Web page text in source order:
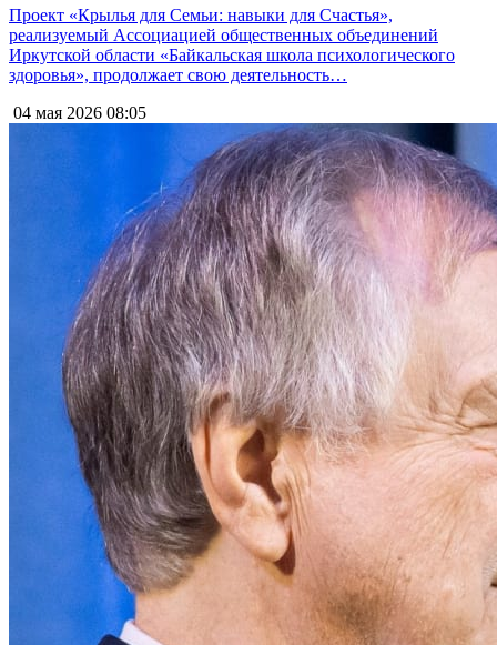
Проект «Крылья для Семьи: навыки для Счастья»,
реализуемый Ассоциацией общественных объединений
Иркутской области «Байкальская школа психологического
здоровья», продолжает свою деятельность…
04 мая 2026 08:05